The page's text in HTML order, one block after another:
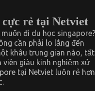
rẻ tại Netviet
đi du học singapore?
cần phải lo lắng đến
khâu trung gian nào, tất
viên giàu kinh nghiệm xử
tại Netviet luôn rẻ hơn